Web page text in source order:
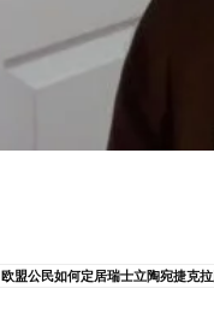
欧盟公民如何定居瑞士立陶宛捷克